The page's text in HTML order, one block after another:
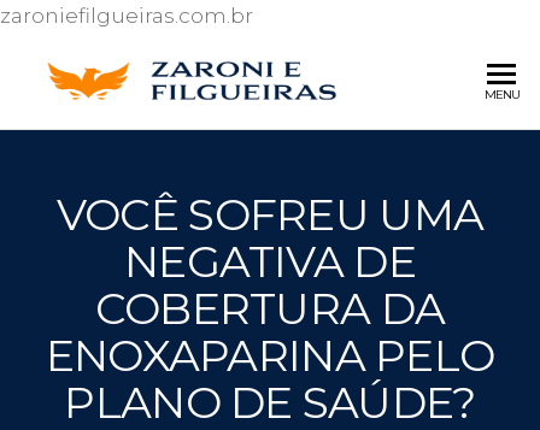
zaroniefilgueiras.com.br
ZARONI
Escritório de
do
Consumidor
e Ações
contra o Inss.
MENU
VOCÊ SOFREU UMA
NEGATIVA DE
COBERTURA DA
ENOXAPARINA PELO
PLANO DE SAÚDE?